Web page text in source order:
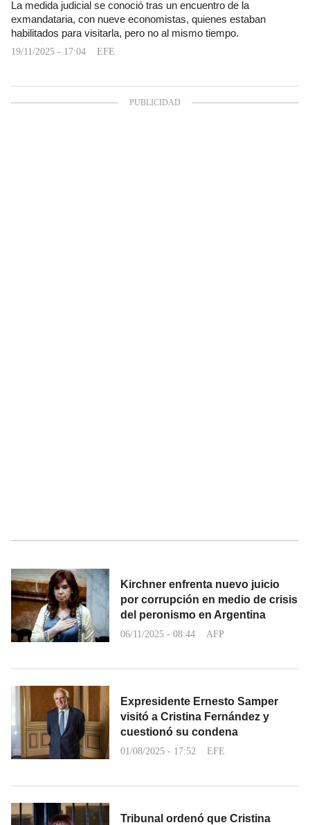
La medida judicial se conoció tras un encuentro de la
exmandataria, con nueve economistas, quienes estaban
habilitados para visitarla, pero no al mismo tiempo.
19/11/2025 - 17:04 EFE
Kirchner enfrenta nuevo juicio
por corrupción en medio de crisis
del peronismo en Argentina
06/11/2025 - 08:44 AFP
Expresidente Ernesto Samper
visitó a Cristina Fernández y
cuestionó su condena
01/08/2025 - 17:52 EFE
Tribunal ordenó que Cristina